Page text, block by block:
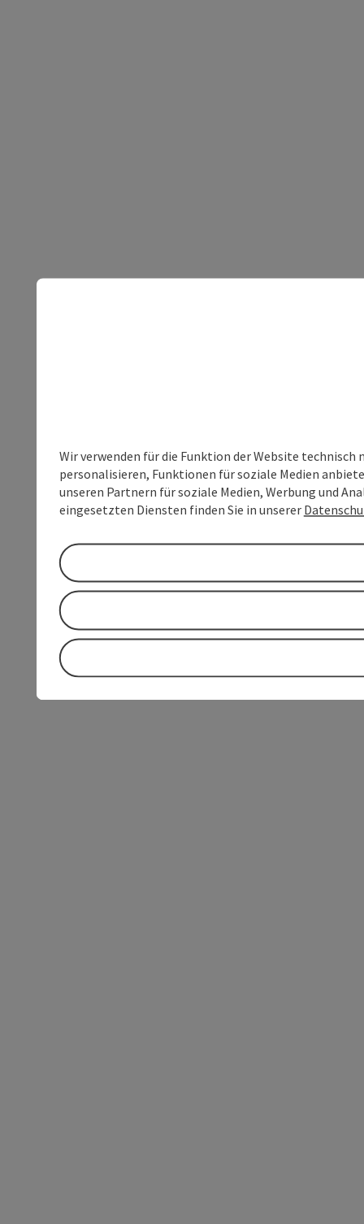
Wir verwenden für die Funktion der Website
personalisieren, Funktionen für soziale Medien
unseren Partnern für soziale Medien, Werbung und
eingesetzten Diensten finden Sie in unserer